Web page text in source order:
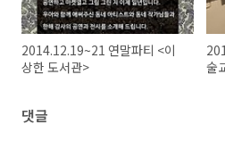
2014.12.19~21 연말파티 <이
상한 도서관>
술
댓글